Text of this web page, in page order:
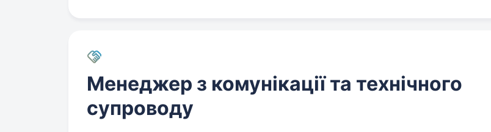
Менеджер з комунікації та технічного
супроводу